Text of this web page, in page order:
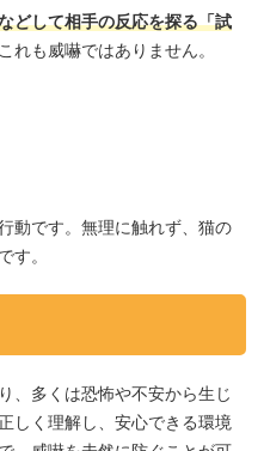
どして相手の反応を探る「試
れも威嚇ではありません。
動です。無理に触れず、猫の
す。
、多くは恐怖や不安から生じ
しく理解し、安心できる環境